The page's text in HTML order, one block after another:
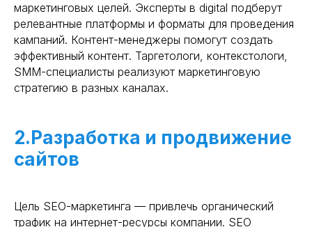
маркетинговых целей. Эксперты в digital подберут
релевантные платформы и форматы для проведения
кампаний. Контент-менеджеры помогут создать
эффективный контент. Таргетологи, контекстологи,
SMM-специалисты реализуют маркетинговую
стратегию в разных каналах.
2.Разработка и продвижение
сайтов
Цель SEO-маркетинга — привлечь органический
трафик на интернет-ресурсы компании. SEO